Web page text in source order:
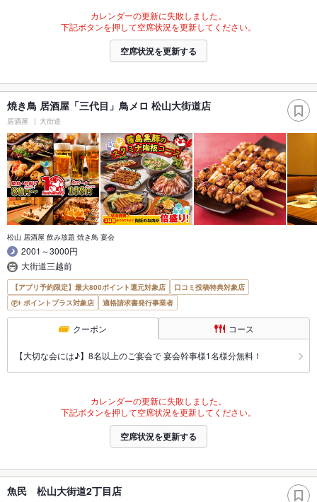
カレンダーの更新に失敗しました。
下記ボタンを押して空席状況を更新してください。
空席状況を更新する
焼き鳥 居酒屋「三代目」鳥メロ 松山大街道店
居酒屋 大街道
松山 居酒屋 飲み放題 焼き鳥 宴会
2001～3000円
大街道三越前
【アプリ予約限定】最大800ポイント還元対象店
口コミ投稿特典対象店
ポイントプラス対象店
適格請求書発行事業者
クーポン コース
【大切な会には♪】8名以上のご宴会で 宴会幹事様1名様分無料！
カレンダーの更新に失敗しました。
下記ボタンを押して空席状況を更新してください。
空席状況を更新する
魚民 松山大街道2丁目店